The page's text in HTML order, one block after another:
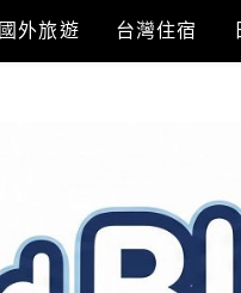
國外旅遊 台灣住宿